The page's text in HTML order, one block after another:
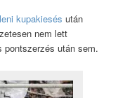
kupakiesés után
nem lett
pontszerzés után sem.